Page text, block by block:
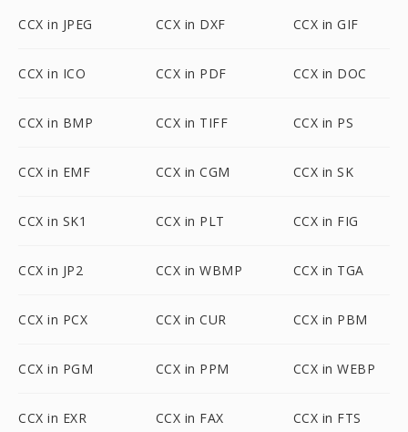
CCX in JPEG CCX in DXF CCX in GIF
CCX in ICO CCX in PDF CCX in DOC
CCX in BMP CCX in TIFF CCX in PS
CCX in EMF CCX in CGM CCX in SK
CCX in SK1 CCX in PLT CCX in FIG
CCX in JP2 CCX in WBMP CCX in TGA
CCX in PCX CCX in CUR CCX in PBM
CCX in PGM CCX in PPM CCX in WEBP
CCX in EXR CCX in FAX CCX in FTS